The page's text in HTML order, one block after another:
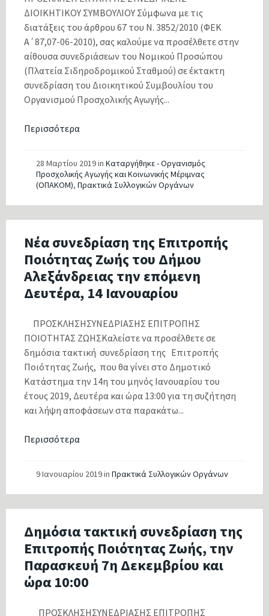
ΔΙΟΙΚΗΤΙΚΟΥ ΣΥΜΒΟΥΛΙΟΥ Σύμφωνα με τις
διατάξεις του άρθρου 67 του Ν. 3852/2010 (ΦΕΚ
Α΄87,07-06-2010), σας καλούμε να προσέλθετε στην
αίθουσα συνεδριάσεων του Νομικού Προσώπου
(Πλατεία Σιδηροδρομικού Σταθμού) σε έκτακτη
συνεδρίαση του Διοικητικού Συμβουλίου του
Οργανισμού Προσχολικής Αγωγής...
Περισσότερα
28 Μαρτίου 2019in Καταργήθηκε - Οργανισμός
Προσχολικής Αγωγής και Κοινωνικής Μέριμνας
(ΟΠΑΚΟΜ), Πρακτικά Συλλογικών Οργάνων
Νέα συνεδρίαση της Επιτροπής
Ποιότητας Ζωής του Δήμου
Αλεξάνδρειας την επόμενη
Δευτέρα, 14 Ιανουαρίου
ΠΡΟΣΚΛΗΣΗΣΥΝΕΔΡΙΑΣΗΣ ΕΠΙΤΡΟΠΗΣ
ΠΟΙΟΤΗΤΑΣ ΖΩΗΣΚαλείστε να προσέλθετε σε
δημόσια τακτική συνεδρίαση της Επιτροπής
Ποιότητας Ζωής, που θα γίνει στο Δημοτικό
Κατάστημα την 14η του μηνός Ιανουαρίου του
έτους 2019, Δευτέρα και ώρα 13:00 για τη συζήτηση
και λήψη αποφάσεων στα παρακάτω...
Περισσότερα
9 Ιανουαρίου 2019in Πρακτικά Συλλογικών Οργάνων
Δημόσια τακτική συνεδρίαση της
Επιτροπής Ποιότητας Ζωής, την
Παρασκευή 7η Δεκεμβρίου και
ώρα 10:00
ΠΡΟΣΚΛΗΣΗΣΥΝΕΔΡΙΑΣΗΣ ΕΠΙΤΡΟΠΗΣ